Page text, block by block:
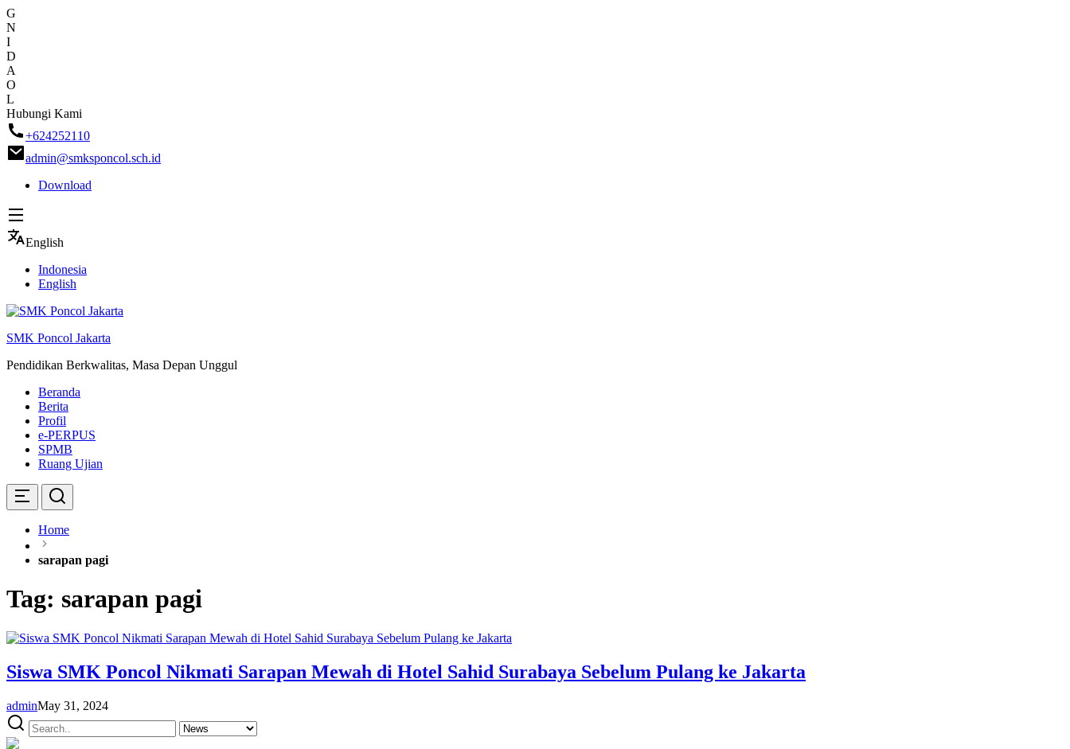
G
N
I
D
A
O
L
Skip
to
content
Hubungi Kami
+624252110
admin@smksponcol.sch.id
Download
English
Indonesia
English
SMK Poncol Jakarta
Pendidikan Berkwalitas, Masa Depan Unggul
Beranda
Berita
Profil
e-PERPUS
SPMB
Ruang Ujian
Home
sarapan pagi
Tag: sarapan pagi
Siswa SMK Poncol Nikmati Sarapan Mewah di Hotel Sahid Surabaya Sebelum Pulang ke Jakarta
adminMay 31, 2024